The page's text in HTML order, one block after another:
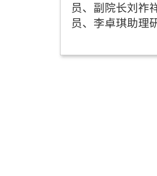
员、副院长刘祚
员、李卓琪助理